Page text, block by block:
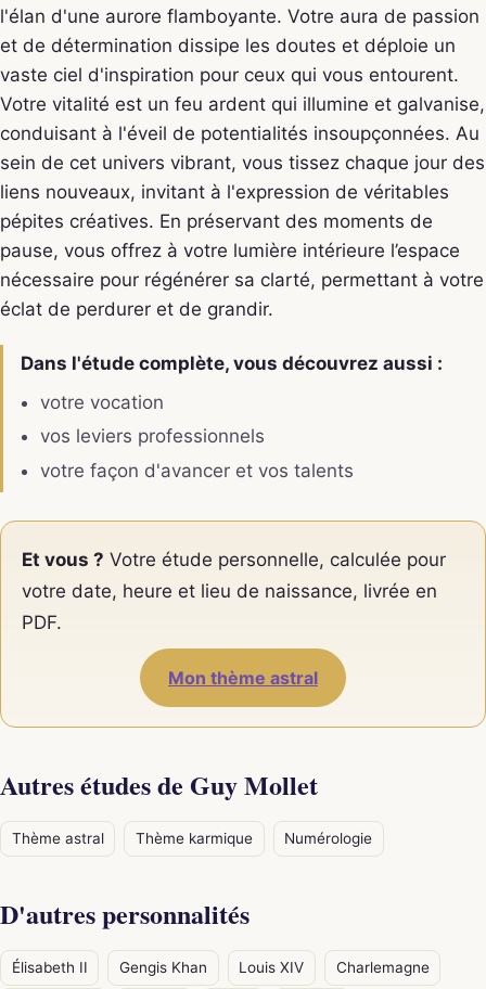
l'élan d'une aurore flamboyante. Votre aura de passion
et de détermination dissipe les doutes et déploie un
vaste ciel d'inspiration pour ceux qui vous entourent.
Votre vitalité est un feu ardent qui illumine et galvanise,
conduisant à l'éveil de potentialités insoupçonnées. Au
sein de cet univers vibrant, vous tissez chaque jour des
liens nouveaux, invitant à l'expression de véritables
pépites créatives. En préservant des moments de
pause, vous offrez à votre lumière intérieure l’espace
nécessaire pour régénérer sa clarté, permettant à votre
éclat de perdurer et de grandir.
Dans l'étude complète, vous découvrez aussi :
votre vocation
vos leviers professionnels
votre façon d'avancer et vos talents
Et vous ? Votre étude personnelle, calculée pour
votre date, heure et lieu de naissance, livrée en
PDF.
Mon thème astral
Autres études de Guy Mollet
Thème astral Thème karmique Numérologie
D'autres personnalités
Élisabeth II Gengis Khan Louis XIV Charlemagne